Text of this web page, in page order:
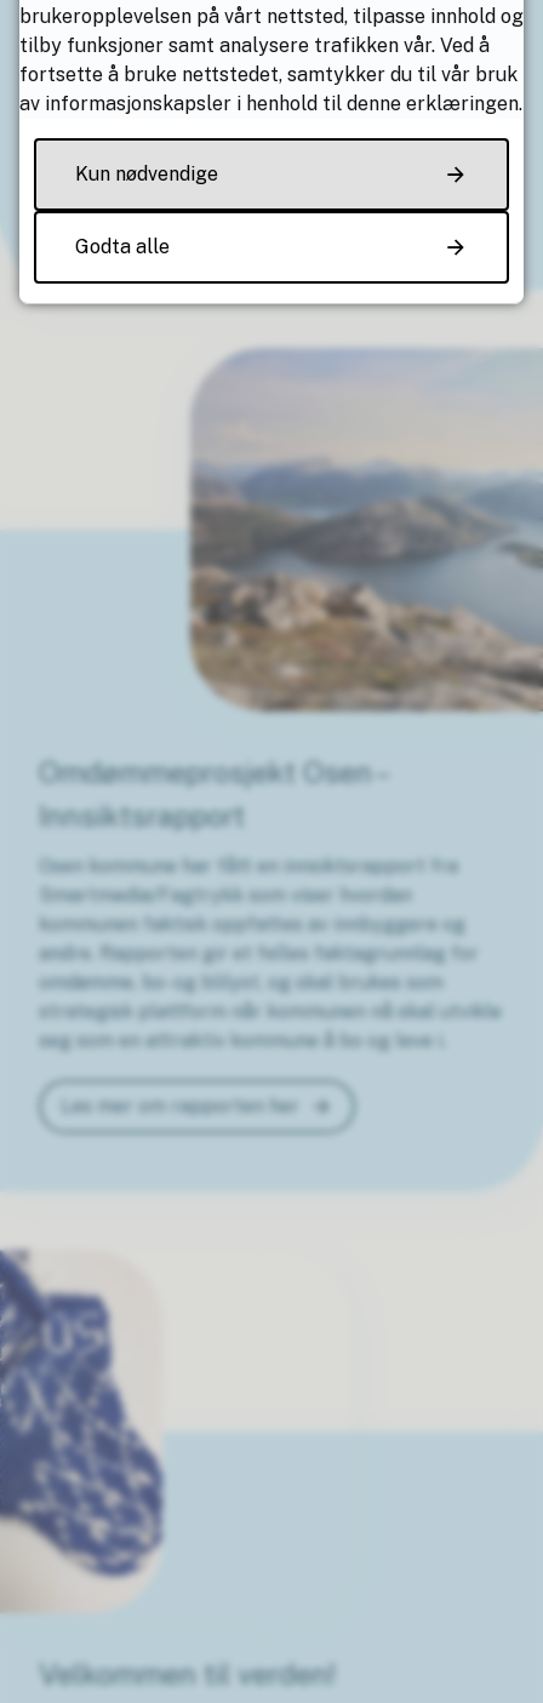
Osen folkebibliotek har åpningstid følgende dager
i sommer
Uke 26: Irene og Maja
Uke 33: Irene og Maja
Uke 34 - 35: Maja
Omdømmeprosjekt Osen –
Innsiktsrapport
Osen kommune har fått en innsiktsrapport fra
Smartmedia/Fagtrykk som viser hvordan
kommunen faktisk oppfattes av innbyggere og
andre. Rapporten gir et felles faktagrunnlag for
omdømme, bo- og blilyst, og skal brukes som
strategisk plattform når kommunen nå skal utvikle
seg som en attraktiv kommune å bo og leve i.
Les mer om rapporten her
Velkommen til verden!
brukeropplevelsen på vårt nettsted, tilpasse innhold og
tilby funksjoner samt analysere trafikken vår. Ved å
fortsette å bruke nettstedet, samtykker du til vår bruk
av informasjonskapsler i henhold til denne erklæringen.
Kun nødvendige
Godta alle